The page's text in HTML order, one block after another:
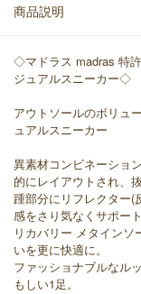
商品説明
◇マドラス madras 特
ジュアルスニーカー◇
アウトソールのボリュ
ュアルスニーカー
異素材コンビネーショ
的にレイアウトされ、
踵部分にリフレクター(
感をさり気なくサポート
リカバリー メタイン
いを更に快適に。
ファッショナブルなル
もしい1足。